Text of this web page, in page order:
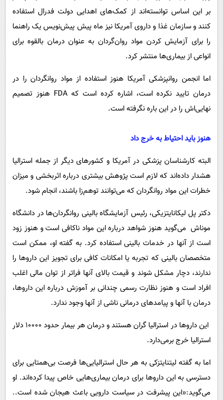
بر این اساس توانسته‌اند از کمک‌های اهدایی دولت فدرال استفاده
کنند و سازمان غذا و داروی آمریکا نیز ماه پیش پیش‌نویس یک راهنما
را برای آزمایش کردن مواد روان‌گردان به عنوان درمان بالقوه برای
انواعی از بیماری‌ها منتشر کرد.
اما انجمن روانپزشکی آمریکا هنوز استفاده از مواد روانگردان را در
درمان تایید نکرده است، اشاره کرده است که FDA هنوز تصمیم
نهایی‌اش را در این باره نگرفته است.
هنوز باید احتیاط به خرج داد
البته کارشناسان پزشکی در آمریکا و کشورهای دیگر از جمله استرالیا
هشدار داده‌اند که لازم است پژوهش بیشتری درباره اثربخشی و میزان
خطرات این مواد روانگردان که می‌توانند توهم‌زا باشند، انجام شود.
دکتر پل لیکانایتزیکی، رئیس آزمایشگاه بالینی روانگردان‌ها در دانشگاه
موناش می‌گوید هنوز شواهد درباره این مواد ناکافی است و هنوز زود
است از آنها در خدمات بالینی استفاده کرد. به گفته او، ممکن است
متخصصان بالینی که تجربه یا امکانات کافی برای تجویز این داروها را
ندارند، دچار مشکل شوند و قیمت بالای آنها فراتر از توان مالی اغلب
افراد است و هنوز نظارت رسمی چندانی بر آموزش درباره این داروها،
درمان با آنها و پیامدهای درمانی ناشی از آنها وجود ندارد.
این داروها در استرالیا گران هستند و درمان هر بیمار حدود ۱۰۰۰۰ دلار
استرالیا خرج برمی‌دارد.
اما به گفته لیتنایتزکی به هر حال استرالیایی‌ها فرصت بی‌همتایی برای
دسترسی به این داروها برای درمان بیماری‌هایی خاص پیدا کرده‌اند. او
می‌گوید:«این پیشرفت در سیاست دارویی باعث هیجان شده است..